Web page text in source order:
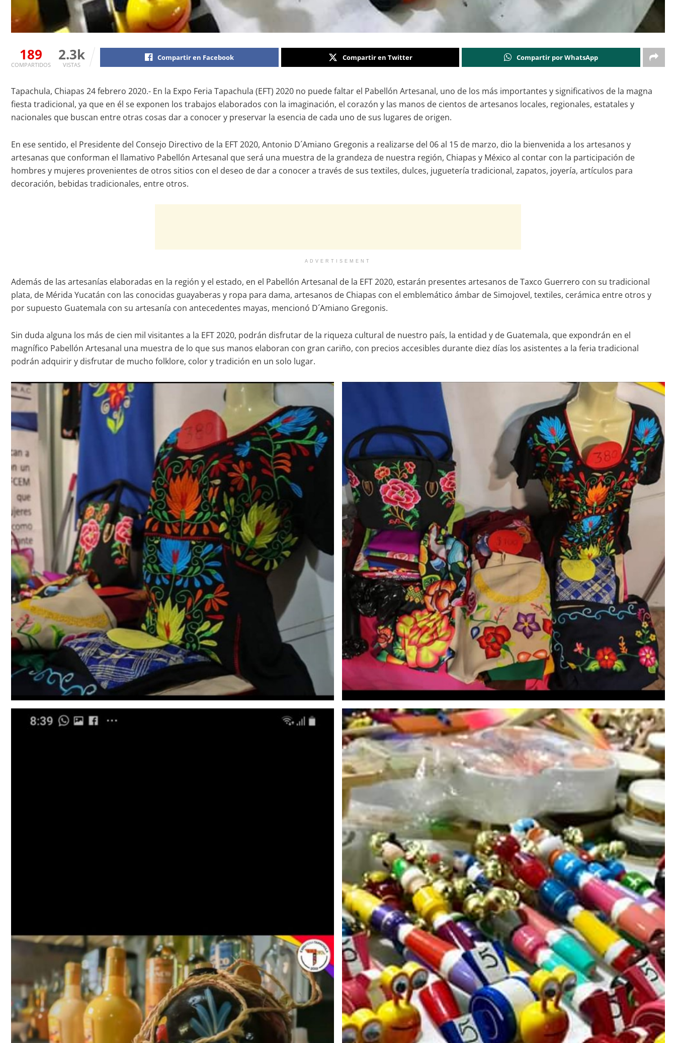
189
COMPARTIDOS
2.3k
VISTAS
Compartir en Facebook Compartir en Twitter Compartir por WhatsApp
Tapachula, Chiapas 24 febrero 2020.- En la Expo Feria Tapachula (EFT) 2020 no puede faltar el Pabellón Artesanal, uno de los más importantes y significativos de la magna
fiesta tradicional, ya que en él se exponen los trabajos elaborados con la imaginación, el corazón y las manos de cientos de artesanos locales, regionales, estatales y
nacionales que buscan entre otras cosas dar a conocer y preservar la esencia de cada uno de sus lugares de origen.
En ese sentido, el Presidente del Consejo Directivo de la EFT 2020, Antonio D´Amiano Gregonis a realizarse del 06 al 15 de marzo, dio la bienvenida a los artesanos y
artesanas que conforman el llamativo Pabellón Artesanal que será una muestra de la grandeza de nuestra región, Chiapas y México al contar con la participación de
hombres y mujeres provenientes de otros sitios con el deseo de dar a conocer a través de sus textiles, dulces, juguetería tradicional, zapatos, joyería, artículos para
decoración, bebidas tradicionales, entre otros.
ADVERTISEMENT
Además de las artesanías elaboradas en la región y el estado, en el Pabellón Artesanal de la EFT 2020, estarán presentes artesanos de Taxco Guerrero con su tradicional
plata, de Mérida Yucatán con las conocidas guayaberas y ropa para dama, artesanos de Chiapas con el emblemático ámbar de Simojovel, textiles, cerámica entre otros y
por supuesto Guatemala con su artesanía con antecedentes mayas, mencionó D´Amiano Gregonis.
Sin duda alguna los más de cien mil visitantes a la EFT 2020, podrán disfrutar de la riqueza cultural de nuestro país, la entidad y de Guatemala, que expondrán en el
magnífico Pabellón Artesanal una muestra de lo que sus manos elaboran con gran cariño, con precios accesibles durante diez días los asistentes a la feria tradicional
podrán adquirir y disfrutar de mucho folklore, color y tradición en un solo lugar.